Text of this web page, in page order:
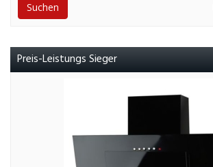
Suchen
Preis-Leistungs Sieger